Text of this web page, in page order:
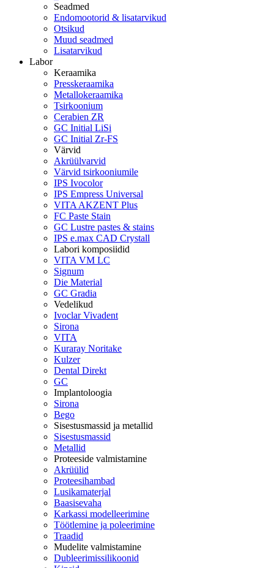
Seadmed
Endomootorid & lisatarvikud
Otsikud
Muud seadmed
Lisatarvikud
Labor
Keraamika
Presskeraamika
Metallokeraamika
Tsirkoonium
Cerabien ZR
GC Initial LiSi
GC Initial Zr-FS
Värvid
Akrüülvarvid
Värvid tsirkooniumile
IPS Ivocolor
IPS Empress Universal
VITA AKZENT Plus
FC Paste Stain
GC Lustre pastes & stains
IPS e.max CAD Crystall
Labori komposiidid
VITA VM LC
Signum
Die Material
GC Gradia
Vedelikud
Ivoclar Vivadent
Sirona
VITA
Kuraray Noritake
Kulzer
Dental Direkt
GC
Implantoloogia
Sirona
Bego
Sisestusmassid ja metallid
Sisestusmassid
Metallid
Proteeside valmistamine
Akrüülid
Proteesihambad
Lusikamaterjal
Baasisevaha
Karkassi modelleerimine
Töötlemine ja poleerimine
Traadid
Mudelite valmistamine
Dubleerimissilikoonid